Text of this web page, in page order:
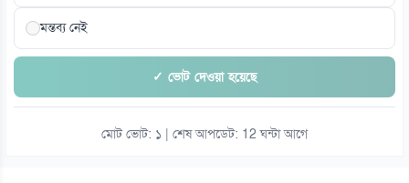
মন্তব্য নেই
✓ ভোট দেওয়া হয়েছে
মোট ভোট: ১ | শেষ আপডেট: 12 ঘন্টা আগে